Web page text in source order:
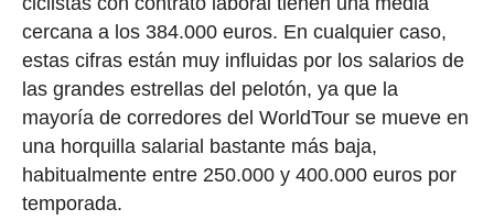
cercana a los 384.000 euros. En cualquier caso,
estas cifras están muy influidas por los salarios de
las grandes estrellas del pelotón, ya que la
mayoría de corredores del WorldTour se mueve en
una horquilla salarial bastante más baja,
habitualmente entre 250.000 y 400.000 euros por
temporada.